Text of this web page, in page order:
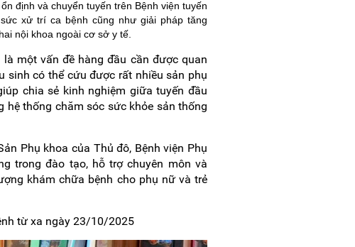
định và chuyển tuyến trên Bệnh viện tuyến
xử trí ca bệnh cũng như giải pháp tăng
nội khoa ngoài cơ sở y tế.
một vấn đề hàng đầu cần được quan
sinh có thể cứu được rất nhiều sản phụ
chia sẻ kinh nghiệm giữa tuyến đầu
hệ thống chăm sóc sức khỏe sản thống
Phụ khoa của Thủ đô, Bệnh viện Phụ
trong đào tạo, hỗ trợ chuyên môn và
khám chữa bệnh cho phụ nữ và trẻ
từ xa ngày 23/10/2025